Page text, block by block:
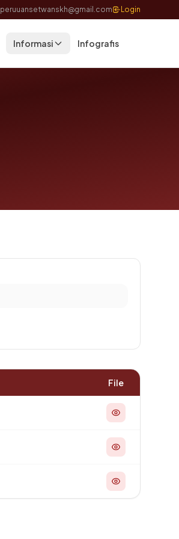
peruuansetwanskh@gmail.com Login
Informasi Infografis
File